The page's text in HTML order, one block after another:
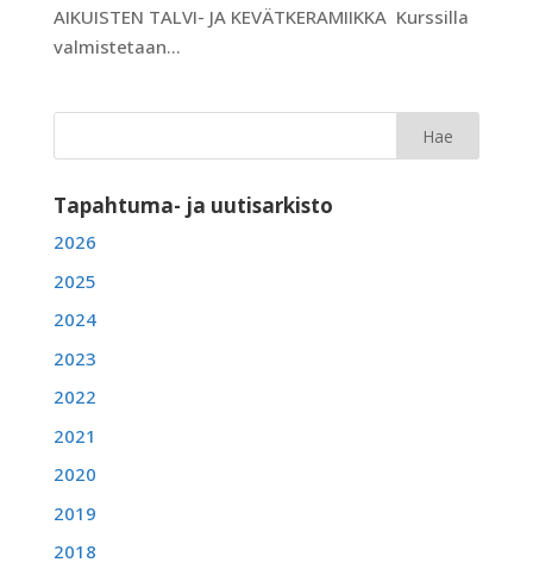
AIKUISTEN TALVI- JA KEVÄTKERAMIIKKA Kurssilla
valmistetaan...
Tapahtuma- ja uutisarkisto
2026
2025
2024
2023
2022
2021
2020
2019
2018